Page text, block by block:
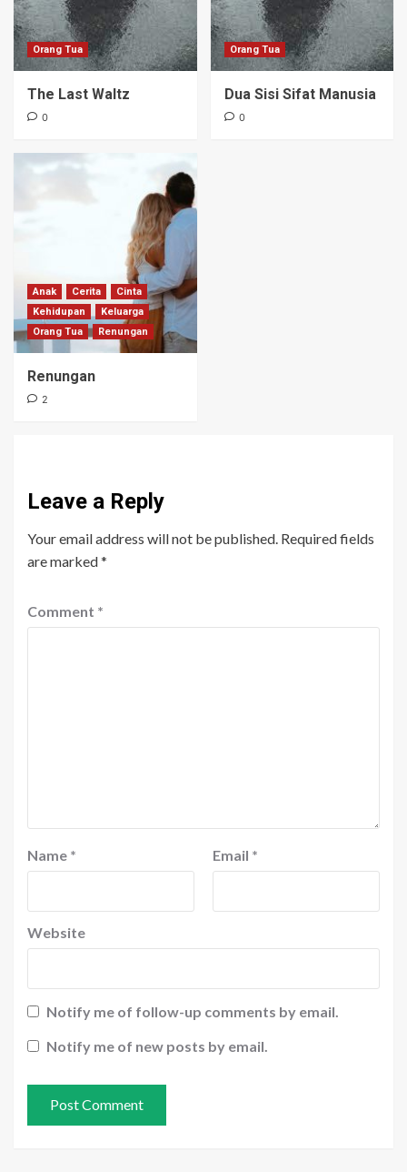
Orang Tua
The Last Waltz
0
Orang Tua
Dua Sisi Sifat Manusia
0
Anak Cerita
Cinta
Kehidupan
Keluarga
Orang Tua
Renungan
Renungan
2
Leave a Reply
Your email address will not be published. Required fields
are marked*
Comment *
Name * Email *
Website
Notify me of follow-up comments by email.
Notify me of new posts by email.